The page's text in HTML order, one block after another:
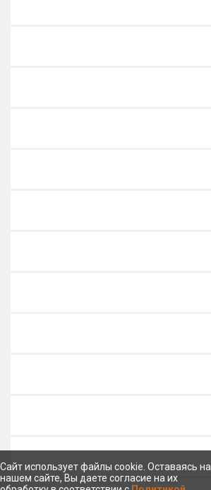
Сайт использует файлы cookie. Оставаясь на
нашем сайте, Вы даете согласие на их